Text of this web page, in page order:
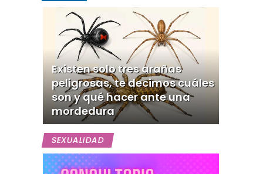
Existen solo tres arañas
peligrosas, te decimos cuáles
son y qué hacer ante una
mordedura
SEXUALIDAD